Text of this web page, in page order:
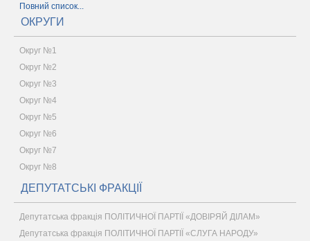
Повний список...
ОКРУГИ
Округ №1
Округ №2
Округ №3
Округ №4
Округ №5
Округ №6
Округ №7
Округ №8
ДЕПУТАТСЬКІ ФРАКЦІЇ
Депутатська фракція ПОЛІТИЧНОЇ ПАРТІЇ «ДОВІРЯЙ ДІЛАМ»
Депутатська фракція ПОЛІТИЧНОЇ ПАРТІЇ «СЛУГА НАРОДУ»